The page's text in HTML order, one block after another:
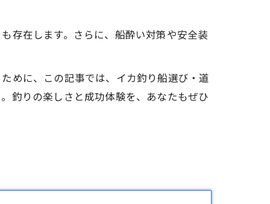
存在します。さらに、船酔い対策や安全装
めに、この記事では、イカ釣り船選び・道
釣りの楽しさと成功体験を、あなたもぜひ